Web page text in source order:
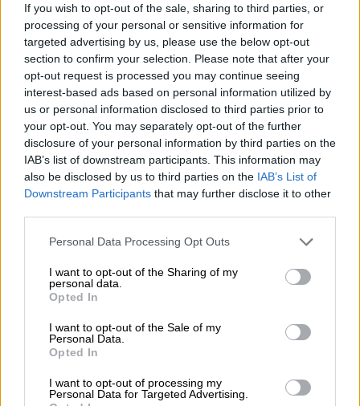
If you wish to opt-out of the sale, sharing to third parties, or
processing of your personal or sensitive information for
targeted advertising by us, please use the below opt-out
section to confirm your selection. Please note that after your
opt-out request is processed you may continue seeing
interest-based ads based on personal information utilized by
us or personal information disclosed to third parties prior to
your opt-out. You may separately opt-out of the further
disclosure of your personal information by third parties on the
IAB’s list of downstream participants. This information may
also be disclosed by us to third parties on the IAB’s List of
Downstream Participants that may further disclose it to other
Please note that this website/app uses one or more Google
not limited to your visit or usage behaviour. You may click to
grant or deny consent to Google and its third-party tags to
use your data for below specified purposes in below Google
consent section.
Personal Data Processing Opt Outs
I want to opt-out of the Sharing of my
personal data.
Opted In
I want to opt-out of the Sale of my
Personal Data.
Opted In
I want to opt-out of processing my
Personal Data for Targeted Advertising.
-Κλάιν μάιν ρε τώρα.
-Καλά εντάξει γ… το.
-Ντάξει;
-Ναι έλα, μπάι.
-Έχεις τα απαραίτητα;
-Ναι. Δεν έχω κοκάλινα, δεν πήρα κοκάλινα…
-Ρε σταμάτα ρε εντάξει…
ο δεύτερος απενεργοποιεί
τηλεφωνική του συσκευή, κάτι που αποτελεί
συνήθη τακτική των κατηγορουμένων, έως
την μητέρα του, η οποία εμφανώς ανήσυχη
τον ρωτάει πού βρίσκεται:
-Έλα ρε μαμά… έλα… έλα…